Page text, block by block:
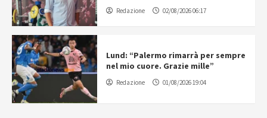
Redazione 02/08/2026 06:17
Lund: “Palermo rimarrà per sempre
nel mio cuore. Grazie mille”
Redazione 01/08/2026 19:04